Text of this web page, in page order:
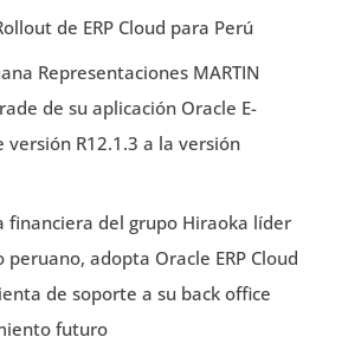
de ERP Cloud para Perú
Representaciones MARTIN
de su aplicación Oracle E-
versión R12.1.3 a la versión
financiera del grupo Hiraoka líder
adopta Oracle ERP Cloud
de soporte a su back office
futuro